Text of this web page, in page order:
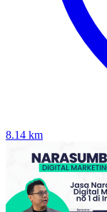
8.14 km